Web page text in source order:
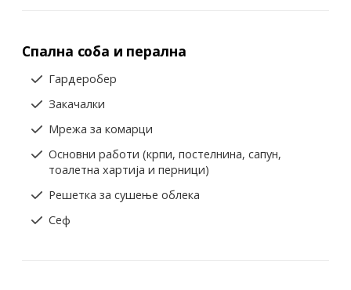
Спална соба и перална
Гардеробер
Закачалки
Мрежа за комарци
Основни работи (крпи, постелнина, сапун,
тоалетна хартија и перници)
Решетка за сушење облека
Сеф